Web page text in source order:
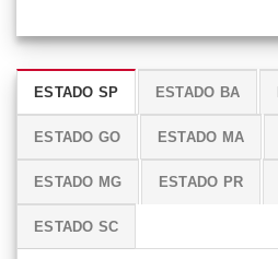
ESTADO SP ESTADO BA
ESTADO GO ESTADO MA
ESTADO MG ESTADO PR
ESTADO SC